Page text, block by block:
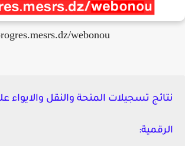
progres.mesrs.dz/webonou
نتائج تسجيلات المنحة والنقل والايواء على
الرقمية: